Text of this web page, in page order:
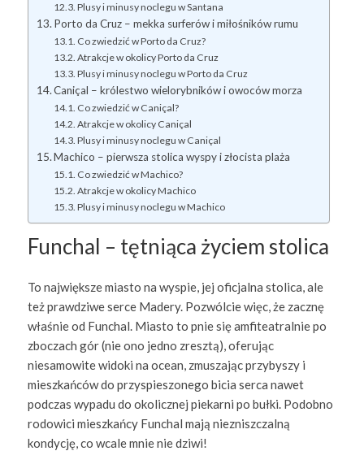
Plusy i minusy noclegu w Santana
Porto da Cruz – mekka surferów i miłośników rumu
Co zwiedzić w Porto da Cruz?
Atrakcje w okolicy Porto da Cruz
Plusy i minusy noclegu w Porto da Cruz
Caniçal – królestwo wielorybników i owoców morza
Co zwiedzić w Caniçal?
Atrakcje w okolicy Caniçal
Plusy i minusy noclegu w Caniçal
Machico – pierwsza stolica wyspy i złocista plaża
Co zwiedzić w Machico?
Atrakcje w okolicy Machico
Plusy i minusy noclegu w Machico
Funchal – tętniąca życiem stolica
To największe miasto na wyspie, jej oficjalna stolica, ale
też prawdziwe serce Madery. Pozwólcie więc, że zacznę
właśnie od Funchal. Miasto to pnie się amfiteatralnie po
zboczach gór (nie ono jedno zresztą), oferując
niesamowite widoki na ocean, zmuszając przybyszy i
mieszkańców do przyspieszonego bicia serca nawet
podczas wypadu do okolicznej piekarni po bułki. Podobno
rodowici mieszkańcy Funchal mają niezniszczalną
kondycję, co wcale mnie nie dziwi!